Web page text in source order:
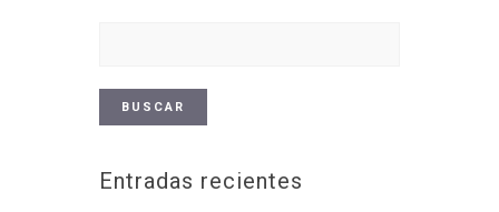
Entradas recientes